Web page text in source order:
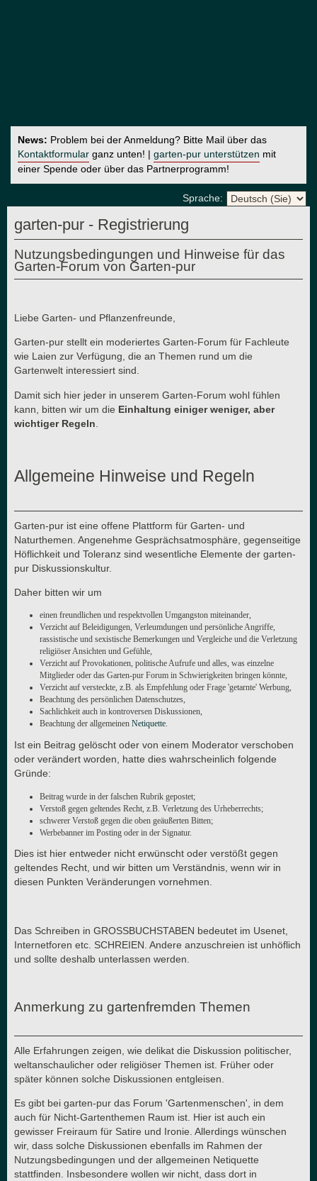
News: Problem bei der Anmeldung? Bitte Mail über das
Kontaktformular ganz unten! | garten-pur unterstützen mit
einer Spende oder über das Partnerprogramm!
Sprache:
garten-pur - Registrierung
Nutzungsbedingungen und Hinweise für das
Garten-Forum von Garten-pur
Liebe Garten- und Pflanzenfreunde,
Garten-pur stellt ein moderiertes Garten-Forum für Fachleute
wie Laien zur Verfügung, die an Themen rund um die
Gartenwelt interessiert sind.
Damit sich hier jeder in unserem Garten-Forum wohl fühlen
kann, bitten wir um die Einhaltung einiger weniger, aber
wichtiger Regeln
Allgemeine Hinweise und Regeln
Garten-pur ist eine offene Plattform für Garten- und
Naturthemen. Angenehme Gesprächsatmosphäre, gegenseitige
Höflichkeit und Toleranz sind wesentliche Elemente der garten-
pur Diskussionskultur.
Daher bitten wir um
einen freundlichen und respektvollen Umgangston miteinander,
Verzicht auf Beleidigungen, Verleumdungen und persönliche Angriffe,
rassistische und sexistische Bemerkungen und Vergleiche und die Verletzung
religiöser Ansichten und Gefühle,
Verzicht auf Provokationen, politische Aufrufe und alles, was einzelne
Mitglieder oder das Garten-pur Forum in Schwierigkeiten bringen könnte,
Verzicht auf versteckte, z.B. als Empfehlung oder Frage 'getarnte' Werbung,
Beachtung des persönlichen Datenschutzes,
Sachlichkeit auch in kontroversen Diskussionen,
Beachtung der allgemeinen Netiquette.
Ist ein Beitrag gelöscht oder von einem Moderator verschoben
oder verändert worden, hatte dies wahrscheinlich folgende
Gründe:
Beitrag wurde in der falschen Rubrik gepostet;
Verstoß gegen geltendes Recht, z.B. Verletzung des Urheberrechts;
schwerer Verstoß gegen die oben geäußerten Bitten;
Werbebanner im Posting oder in der Signatur.
Dies ist hier entweder nicht erwünscht oder verstößt gegen
geltendes Recht, und wir bitten um Verständnis, wenn wir in
diesen Punkten Veränderungen vornehmen.
Das Schreiben in GROSSBUCHSTABEN bedeutet im Usenet,
Internetforen etc. SCHREIEN. Andere anzuschreien ist unhöflich
und sollte deshalb unterlassen werden.
Anmerkung zu gartenfremden Themen
Alle Erfahrungen zeigen, wie delikat die Diskussion politischer,
weltanschaulicher oder religiöser Themen ist. Früher oder
später können solche Diskussionen entgleisen.
Es gibt bei garten-pur das Forum 'Gartenmenschen', in dem
auch für Nicht-Gartenthemen Raum ist. Hier ist auch ein
gewisser Freiraum für Satire und Ironie. Allerdings wünschen
wir, dass solche Diskussionen ebenfalls im Rahmen der
Nutzungsbedingungen und der allgemeinen Netiquette
stattfinden. Insbesondere wollen wir nicht, dass dort in